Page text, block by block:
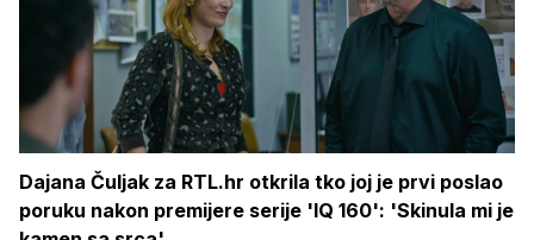
Dajana Čuljak za RTL.hr otkrila tko joj je prvi poslao
poruku nakon premijere serije 'IQ 160': 'Skinula mi je